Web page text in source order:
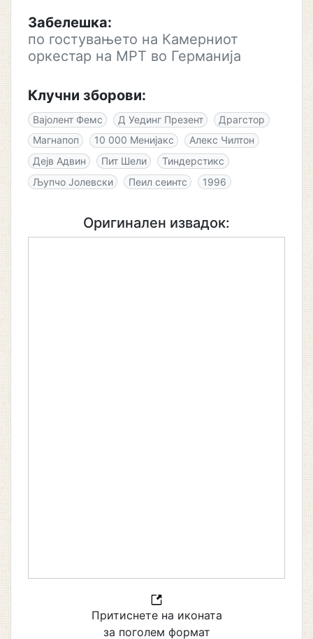
Забелешка:
по гостувањето на Камерниот
оркестар на МРТ во Германија
Клучни зборови:
Вајолент Фемс Д Уединг Презент
Драгстор
Магнапоп
10 000 Менијакс
Алекс Чилтон
Дејв Адвин
Пит Шели
Тиндерстикс
Љупчо Јолевски
Пеил сеинтс 1996
Оригинален извадок:
Притиснете на иконата
за поголем формат